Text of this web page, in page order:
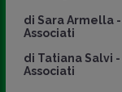
di Sara Armella -
Associati
di Tatiana Salvi -
Associati